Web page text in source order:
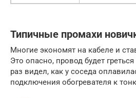
Типичные промахи
Многие экономят на кабеле и
Это опасно, провод будет
раз видел, как у соседа
подключения обогревателя к